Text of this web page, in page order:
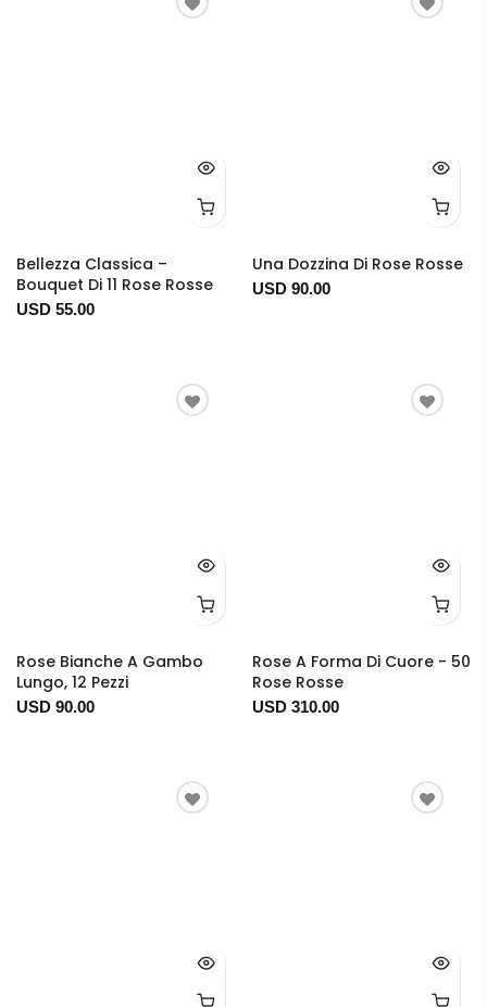
Bellezza Classica –
Bouquet Di 11 Rose Rosse
USD 55.00
Una Dozzina Di Rose Rosse
USD 90.00
Rose Bianche A Gambo
Lungo, 12 Pezzi
USD 90.00
Rose A Forma Di Cuore - 50
Rose Rosse
USD 310.00